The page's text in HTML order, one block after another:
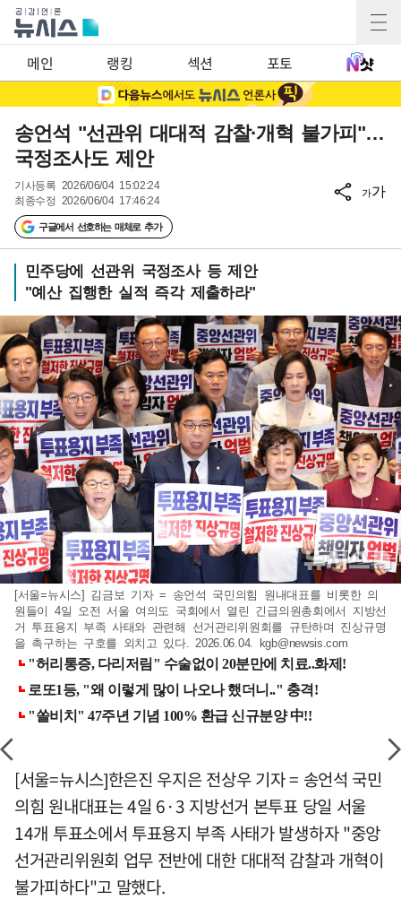
메인 랭킹 섹션 포토
송언석 "선관위 대대적 감찰·개혁 불가피"…
국정조사도 제안
기사등록 2026/06/04 15:02:24
최종수정 2026/06/04 17:46:24
구글에서 선호하는 매체로 추가
가가
민주당에 선관위 국정조사 등 제안
"예산 집행한 실적 즉각 제출하라"
[서울=뉴시스] 김금보 기자 = 송언석 국민의힘 원내대표를 비롯한 의
원들이 4일 오전 서울 여의도 국회에서 열린 긴급의원총회에서 지방선
거 투표용지 부족 사태와 관련해 선거관리위원회를 규탄하며 진상규명
을 촉구하는 구호를 외치고 있다. 2026.06.04. kgb@newsis.com
[서울=뉴시스]한은진 우지은 전상우 기자 = 송언석 국민
의힘 원내대표는 4일 6·3 지방선거 본투표 당일 서울
14개 투표소에서 투표용지 부족 사태가 발생하자 "중앙
선거관리위원회 업무 전반에 대한 대대적 감찰과 개혁이
불가피하다"고 말했다.